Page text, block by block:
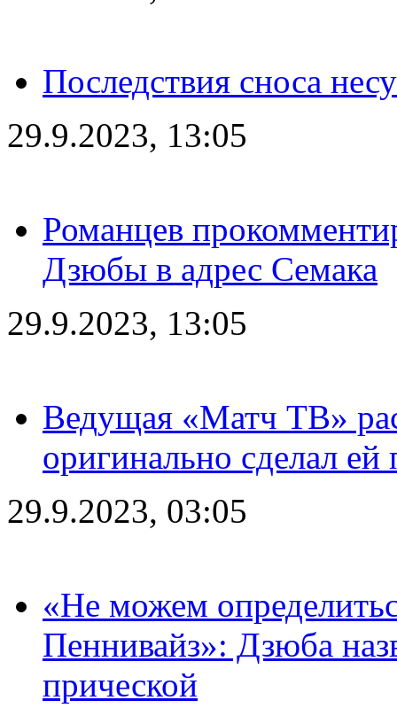
Последствия сноса
29.9.2023, 13:05
Романцев
Дзюбы в адрес Семака
29.9.2023, 13:05
Ведущая «Матч ТВ»
оригинально сделал ей
29.9.2023, 03:05
«Не можем
Пеннивайз»: Дзюба
прической